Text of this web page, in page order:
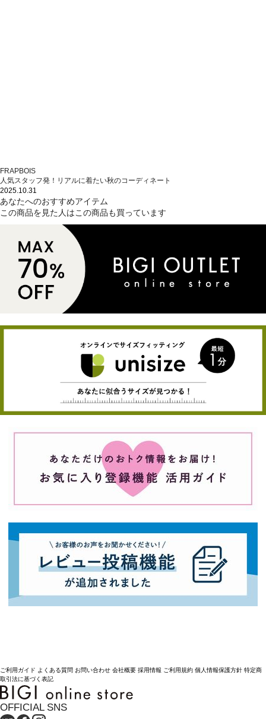
FRAPBOIS
人気スタッフ発！リアルに着たい秋のコーディネート
2025.10.31
あなたへのおすすめアイテム
この商品を見た人はこの商品も買っています
ご利用ガイド よくある質問 お問い合わせ 会社概要 採用情報 ご利用規約 個人情報保護方針 特定商
取引法に基づく表記
OFFICIAL SNS